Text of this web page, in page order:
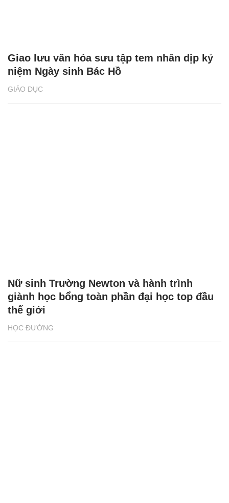
GIÁO DỤC
Giao lưu văn hóa sưu tập tem nhân dịp kỷ
niệm Ngày sinh Bác Hồ
HỌC ĐƯỜNG
Nữ sinh Trường Newton và hành trình
giành học bổng toàn phần đại học top đầu
thế giới